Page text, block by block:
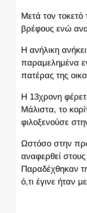
Μετά τον τοκετό
βρέφους ενώ
Η ανήλικη
παραμελημένα
πατέρας της
Η 13χρονη
Μάλιστα, το
φιλοξενούσε
Ωστόσο στην
αναφερθεί
Παραδέχθηκαν
ό,τι έγινε ήταν